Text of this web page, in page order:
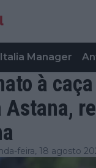
Manager
à
Astana,
feira, 18 agosto